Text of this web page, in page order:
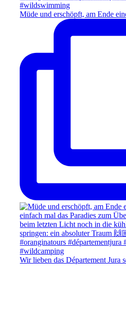
Müde und erschöpft, am Ende
Wir lieben das Département Jura